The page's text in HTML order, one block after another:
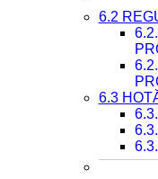
6.2
6.3